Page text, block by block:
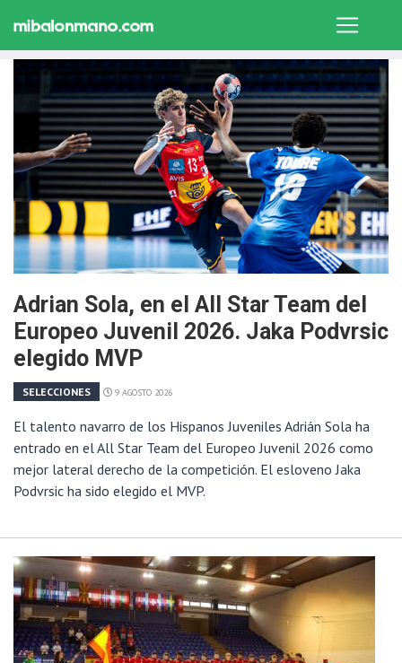
Adrian Sola, en el All Star Team del
Europeo Juvenil 2026. Jaka Podvrsic
elegido MVP
SELECCIONES 9 AGOSTO 2026
El talento navarro de los Hispanos Juveniles Adrián Sola ha
entrado en el All Star Team del Europeo Juvenil 2026 como
mejor lateral derecho de la competición. El esloveno Jaka
Podvrsic ha sido elegido el MVP.